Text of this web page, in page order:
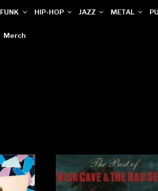
FUNK HIP-HOP JAZZ METAL
Merch